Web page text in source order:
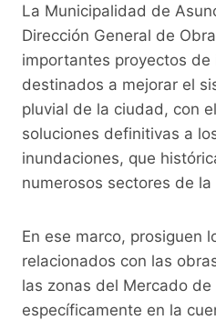
c
e
b
o
o
k
itt
er
at
s
A
p
p
p
y
Li
n
k
a
La Municipalidad de
Dirección General de
importantes proyectos de
destinados a mejorar el
pluvial de la ciudad, con
soluciones definitivas a
inundaciones, que
numerosos sectores de la
En ese marco, prosiguen
relacionados con las
las zonas del Mercado de
específicamente en la